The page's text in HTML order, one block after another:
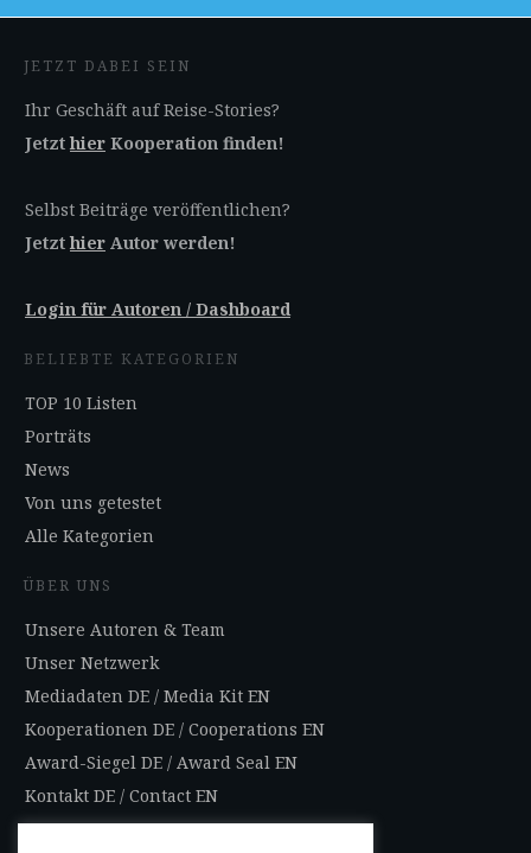
JETZT DABEI SEIN
Ihr Geschäft auf Reise-Stories?
Jetzthier Kooperation finden!
Selbst Beiträge veröffentlichen?
Jetzthier Autor werden!
Login für Autoren / Dashboard
BELIEBTE KATEGORIEN
TOP 10 Listen
Porträts
News
Von uns getestet
Alle Kategorien
ÜBER UNS
Unsere Autoren & Team
Unser Netzwerk
Mediadaten DE / Media Kit EN
Kooperationen DE / Cooperations EN
Award-Siegel DE / Award Seal EN
Kontakt DE / Contact EN
Impressum